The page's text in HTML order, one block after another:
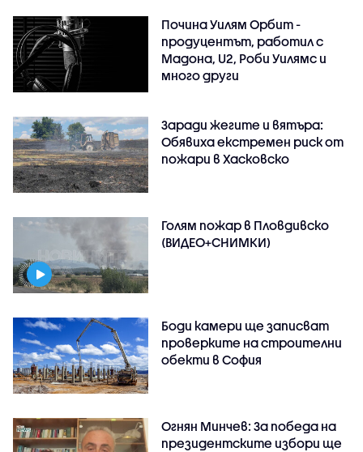
Почина Уилям Орбит -
продуцентът, работил с
Мадона, U2, Роби Уилямс и
много други
Заради жегите и вятъра:
Обявиха екстремен риск от
пожари в Хасковско
Голям пожар в Пловдивско
(ВИДЕО+СНИМКИ)
Боди камери ще записват
проверките на строителни
обекти в София
Огнян Минчев: За победа на
президентските избори ще